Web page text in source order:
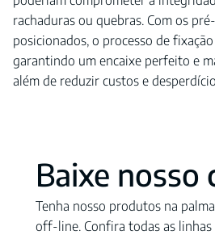
rachaduras ou quebras. Com os
posicionados, o processo de
garantindo um encaixe perfeito e
além de reduzir custos e
Baixe nosso
Tenha nosso produtos na
off-line. Confira todas as linhas